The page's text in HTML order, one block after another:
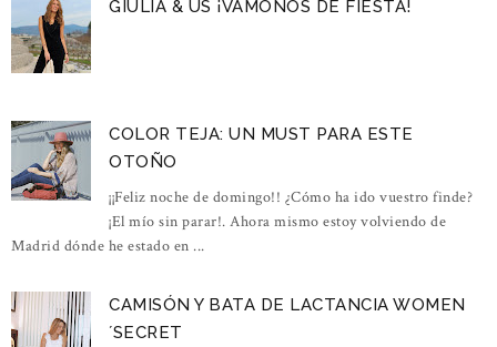
GIULIA & US ¡VÁMONOS DE FIESTA!
COLOR TEJA: UN MUST PARA ESTE
OTOÑO
¡¡Feliz noche de domingo!! ¿Cómo ha ido vuestro finde?
¡El mío sin parar!. Ahora mismo estoy volviendo de
Madrid dónde he estado en ...
CAMISÓN Y BATA DE LACTANCIA WOMEN
´SECRET